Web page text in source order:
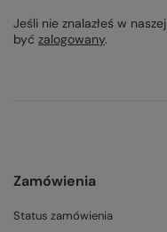
Jeśli nie znalazłeś w
być zalogowany.
Zamówienia
Status zamówienia